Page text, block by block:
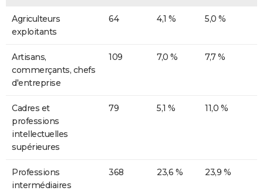
Agriculteurs
exploitants
64 4,1 % 5,0 %
Artisans,
commerçants, chefs
d'entreprise
109 7,0 % 7,7 %
Cadres et
professions
intellectuelles
supérieures
79 5,1 % 11,0 %
Professions
intermédiaires
368 23,6 % 23,9 %